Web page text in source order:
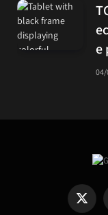
e
04/
X